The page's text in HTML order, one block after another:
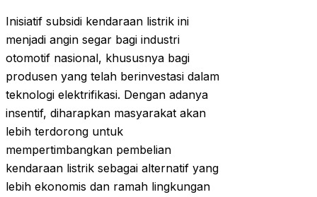
Inisiatif subsidi kendaraan listrik ini
menjadi angin segar bagi industri
otomotif nasional, khususnya bagi
produsen yang telah berinvestasi dalam
teknologi elektrifikasi. Dengan adanya
insentif, diharapkan masyarakat akan
lebih terdorong untuk
mempertimbangkan pembelian
kendaraan listrik sebagai alternatif yang
lebih ekonomis dan ramah lingkungan